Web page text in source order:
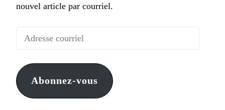
nouvel article par courriel.
Adresse
Abonnez-vous